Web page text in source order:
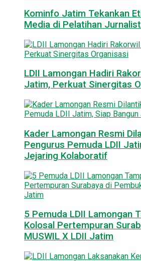
Kominfo Jatim Tekankan
Media di Pelatihan
LDII Lamongan Hadiri
Jatim, Perkuat Sinergitas
Kader Lamongan Resmi
Pengurus Pemuda LDII
Jejaring Kolaboratif
5 Pemuda LDII Lamongan
Kolosal Pertempuran
MUSWIL X LDII Jatim